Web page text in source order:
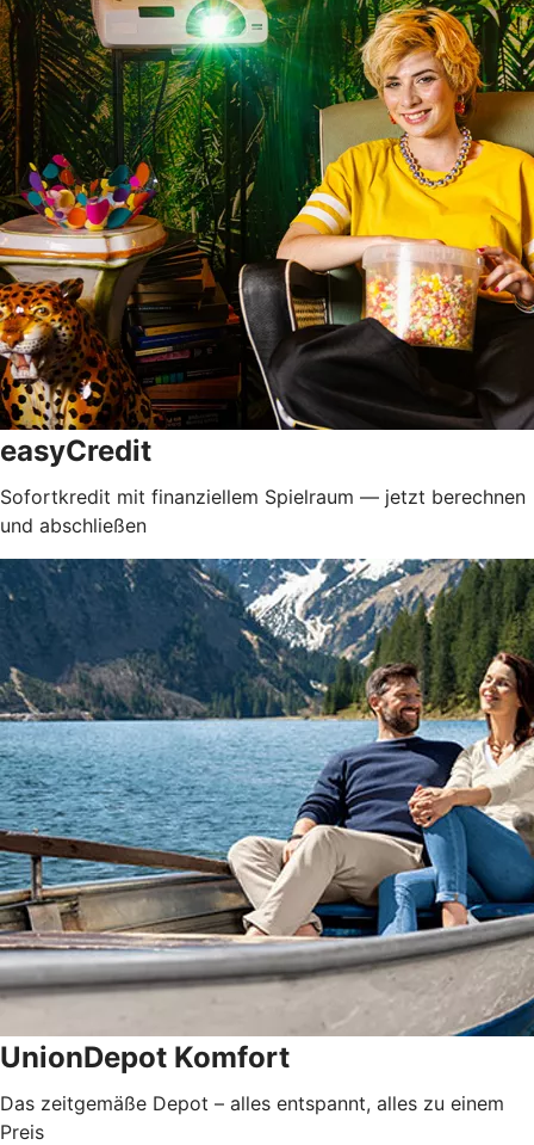
easyCredit
Sofortkredit mit finanziellem Spielraum — jetzt berechnen
und abschließen
UnionDepot Komfort
Das zeitgemäße Depot – alles entspannt, alles zu einem
Preis